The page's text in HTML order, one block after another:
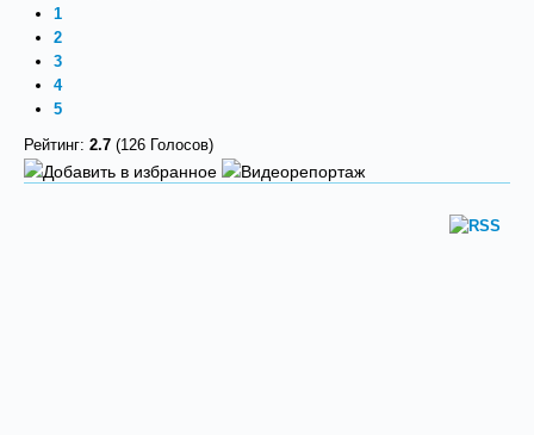
1
2
3
4
5
Рейтинг: 2.7 (126 Голосов)